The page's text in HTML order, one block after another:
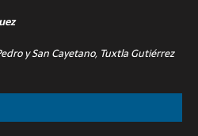
y San Cayetano, Tuxtla Gutiérrez